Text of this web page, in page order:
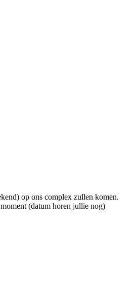
op ons complex zullen komen.
(datum horen jullie nog)